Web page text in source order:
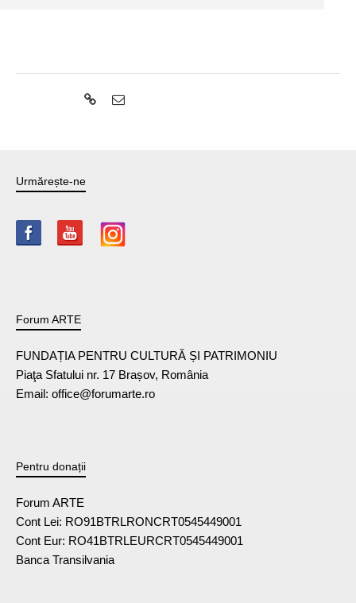
Urmărește-ne
Forum ARTE
FUNDAȚIA PENTRU CULTURĂ ȘI PATRIMONIU
Piaţa Sfatului nr. 17 Brașov, România
Email: office@forumarte.ro
Pentru donații
Forum ARTE
Cont Lei: RO91BTRLRONCRT0545449001
Cont Eur: RO41BTRLEURCRT0545449001
Banca Transilvania